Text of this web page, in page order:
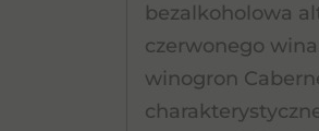
bezalkoholowa
czerwonego
winogron